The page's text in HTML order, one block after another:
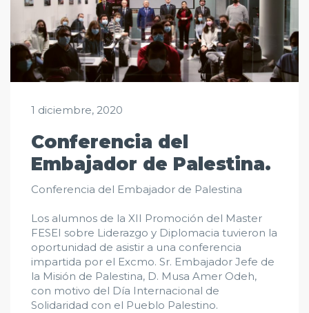
1 diciembre, 2020
Conferencia del
Embajador de Palestina.
Conferencia del Embajador de Palestina
Los alumnos de la XII Promoción del Master
FESEI sobre Liderazgo y Diplomacia tuvieron la
oportunidad de asistir a una conferencia
impartida por el Excmo. Sr. Embajador Jefe de
la Misión de Palestina, D. Musa Amer Odeh,
con motivo del Día Internacional de
Solidaridad con el Pueblo Palestino.